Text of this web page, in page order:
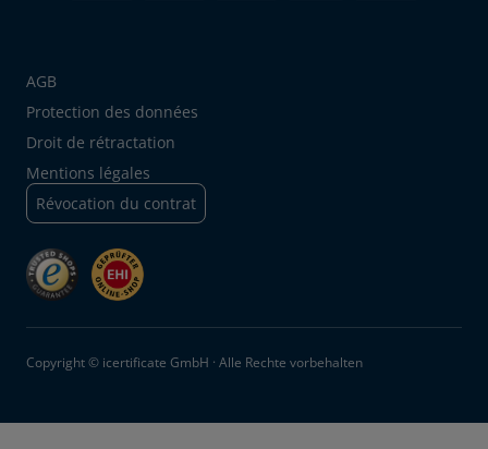
AGB
Protection des données
Droit de rétractation
Mentions légales
Révocation du contrat
Copyright © icertificate GmbH · Alle Rechte vorbehalten